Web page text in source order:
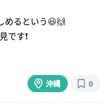
めるという😆🙌
です❗️
沖縄 0